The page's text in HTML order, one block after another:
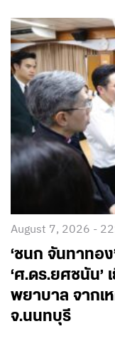
August 7, 2026 -
‘ชนก จันทาทอ
‘ศ.ดร.ยศชนัน’
พยาบาล จากเ
จ.นนทบุรี